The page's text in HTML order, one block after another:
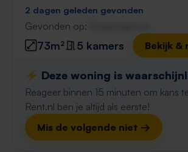
2 dagen geleden gevonden
Gevonden op:
73m² 5 kamers Bekijk &
⚡️ Deze woning is
Reageer binnen 15 minuten om kans
Rent.nl ben je altijd als eerste!
Mis de volgende niet →